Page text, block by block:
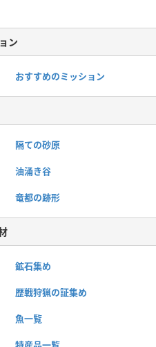
ン
おすすめのミッション
隔ての砂原
油涌き谷
竜都の跡形
鉱石集め
歴戦狩猟の証集め
魚一覧